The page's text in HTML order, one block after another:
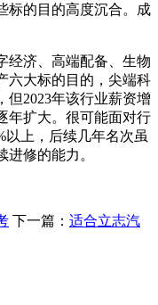
标的目的高度沉合。成
济、高端配备、生物
六大标的目的，尖端科
但2023年该行业薪资增
年扩大。很可能面对行
以上，后续几年名次虽
修的能力。
下一篇： 适合立志汽